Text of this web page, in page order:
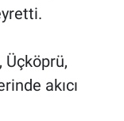
Üçköprü,
akıcı